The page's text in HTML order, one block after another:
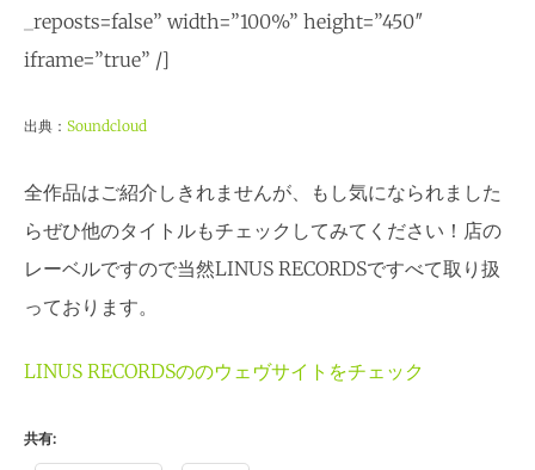
_reposts=false” width=”100%” height=”450″
iframe=”true” /]
出典： Soundcloud
全作品はご紹介しきれませんが、もし気になられました
らぜひ他のタイトルもチェックしてみてください！店の
レーベルですので当然LINUS RECORDSですべて取り扱
っております。
LINUS RECORDSののウェヴサイトをチェック
共有: